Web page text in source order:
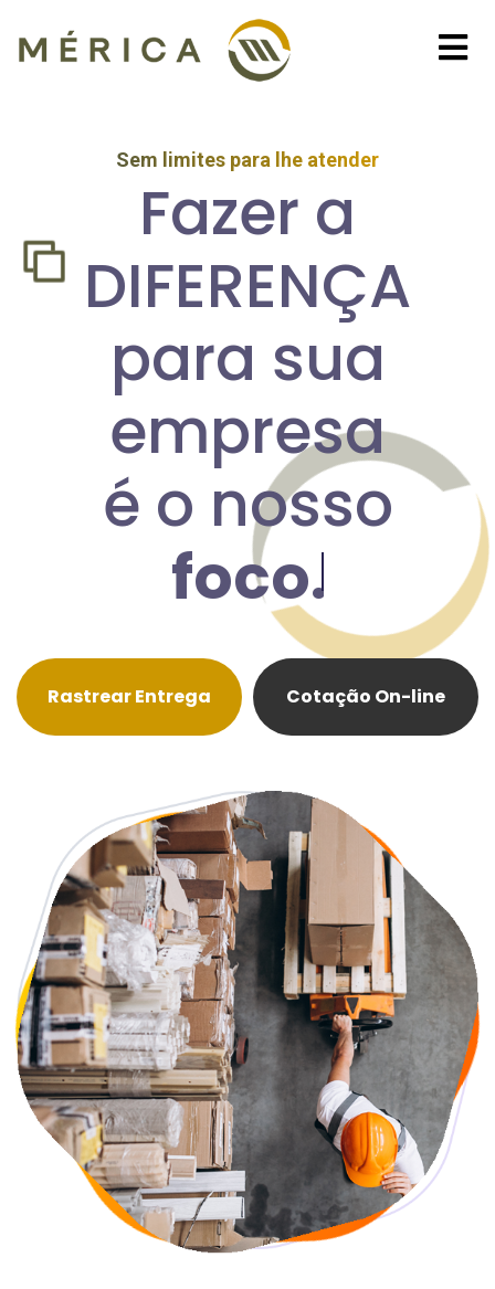
Sem limites para lhe atender
Fazer a
DIFERENÇA
para sua
empresa
é o nosso
Rastrear Entrega Cotação On-line